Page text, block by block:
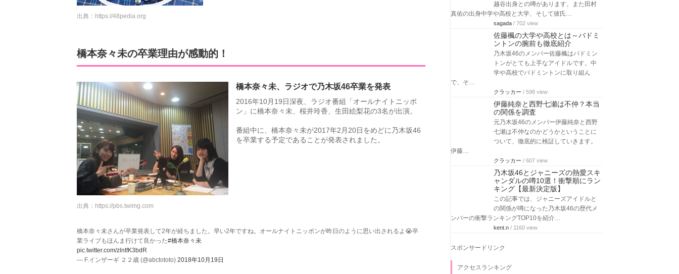
出典： https://48pedia.org
橋本奈々未の卒業理由が感動的！
橋本奈々未、ラジオで乃木坂46卒業を発表
2016年10月19日深夜、ラジオ番組「オールナイトニッポ
ン」に橋本奈々未、桜井玲香、生田絵梨花の3名が出演。
番組中に、橋本奈々未が2017年2月20日をめどに乃木坂46
を卒業する予定であることが発表されました。
出典： https://pbs.twimg.com
橋本奈々未さんが卒業発表して2年が経ちました。早い2年ですね。オールナイトニッポンが昨日のように思い出されるよ😭卒
業ライブもほんま行けて良かった#橋本奈々未
pic.twitter.com/zlntfK3bdR
— F.インザーギ ２２歳 (@abctototo) 2018年10月19日
越谷出身との噂があります。また田村
真佑の出身中学や高校と大学、そして彼氏…
sagada / 702 view
佐藤楓の大学や高校とは～バドミ
ントンの腕前も徹底紹介
乃木坂46のメンバー佐藤楓はバドミン
トンがとても上手なアイドルです。中
学や高校でバドミントンに取り組ん
で、そ…
クラッカー / 598 view
伊藤純奈と西野七瀬は不仲？本当
の関係を調査
元乃木坂46のメンバー伊藤純奈と西野
七瀬は不仲なのかどうかということに
ついて、徹底的に検証していきます。
伊藤…
クラッカー / 607 view
乃木坂46とジャニーズの熱愛スキ
ャンダルの噂10選！衝撃順にラン
キング【最新決定版】
この記事では、ジャニーズアイドルと
の関係が噂になった乃木坂46の歴代メ
ンバーの衝撃ランキングTOP10を紹介…
kent.n / 1160 view
スポンサードリンク
アクセスランキング